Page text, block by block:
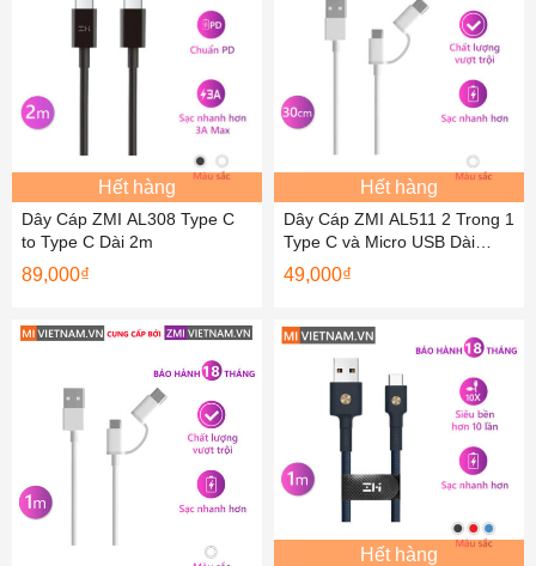
Hết hàng
Dây Cáp ZMI AL308 Type C
to Type C Dài 2m
89,000₫
Hết hàng
Dây Cáp ZMI AL511 2 Trong 1
Type C và Micro USB Dài
30cm
49,000₫
Hết hàng